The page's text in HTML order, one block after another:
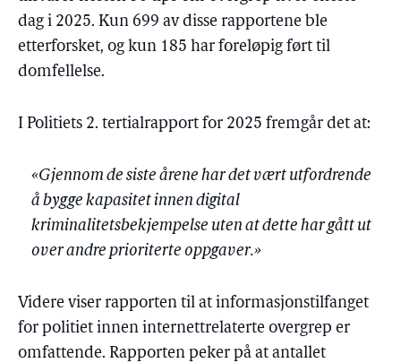
dag i 2025. Kun 699 av disse rapportene ble
etterforsket, og kun 185 har foreløpig ført til
domfellelse.
I Politiets 2. tertialrapport for 2025 fremgår det at:
«Gjennom de siste årene har det vært utfordrende
å bygge kapasitet innen digital
kriminalitetsbekjempelse uten at dette har gått ut
over andre prioriterte oppgaver.»
Videre viser rapporten til at informasjonstilfanget
for politiet innen internettrelaterte overgrep er
omfattende. Rapporten peker på at antallet